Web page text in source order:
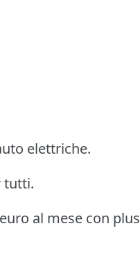
elettriche.
tutti.
al mese con plus